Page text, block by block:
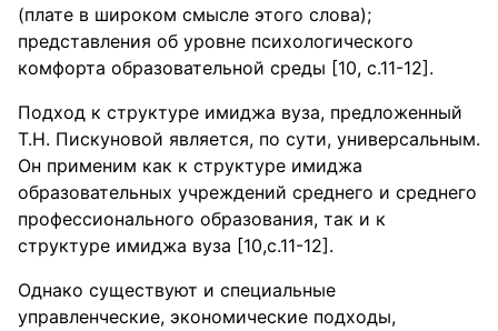
(плате в широком смысле этого слова);
представления об уровне психологического
комфорта образовательной среды [10, с.11-12].
Подход к структуре имиджа вуза, предложенный
Т.Н. Пискуновой является, по сути, универсальным.
Он применим как к структуре имиджа
образовательных учреждений среднего и среднего
профессионального образования, так и к
структуре имиджа вуза [10,с.11-12].
Однако существуют и специальные
управленческие, экономические подходы,